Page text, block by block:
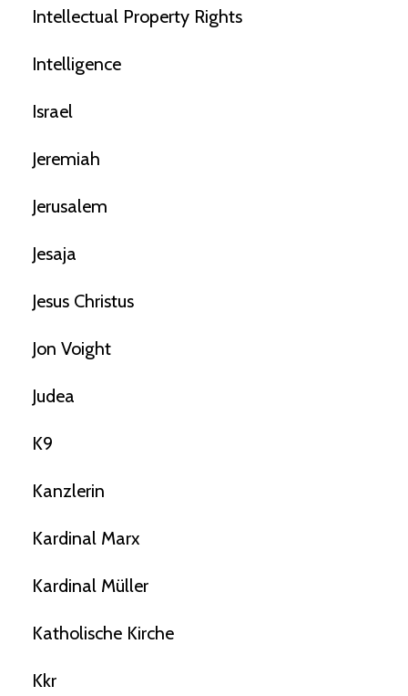
Intellectual Property Rights
Intelligence
Israel
Jeremiah
Jerusalem
Jesaja
Jesus Christus
Jon Voight
Judea
K9
Kanzlerin
Kardinal Marx
Kardinal Müller
Katholische Kirche
Kkr